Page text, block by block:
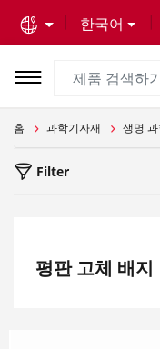
한국어
홈 과학기자재 생명
Filter
평판 고체 배지